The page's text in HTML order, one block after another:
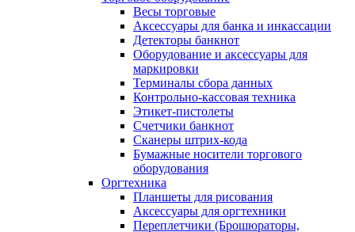
Весы торговые
Аксессуары для банка и инкассации
Детекторы банкнот
Оборудование и аксессуары для
маркировки
Терминалы сбора данных
Контрольно-кассовая техника
Этикет-пистолеты
Счетчики банкнот
Сканеры штрих-кода
Бумажные носители торгового
оборудования
Оргтехника
Планшеты для рисования
Аксессуары для оргтехники
Переплетчики (Брошюраторы,